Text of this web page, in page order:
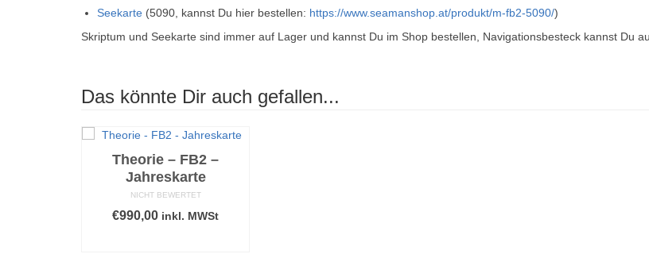
Seekarte (5090, kannst Du hier bestellen: https://www.seamanshop.at/produkt/m-fb2-5090/)
Skriptum und Seekarte sind immer auf Lager und kannst Du im Shop bestellen, Navigationsbesteck kannst Du
Das könnte Dir auch gefallen...
Theorie – FB2 –
Jahreskarte
NICHT BEWERTET
€990,00 inkl. MWSt